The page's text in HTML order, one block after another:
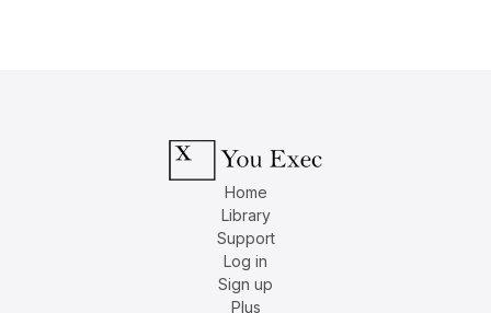
Home
Library
Support
Log in
Sign up
Plus